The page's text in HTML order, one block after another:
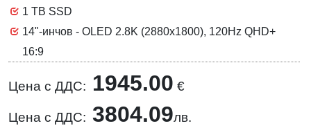
1 TB SSD
14"-инчов - OLED 2.8K (2880x1800), 120Hz QHD+
16:9
Цена с ДДС: 1945.00 €
Цена с ДДС: 3804.09лв.